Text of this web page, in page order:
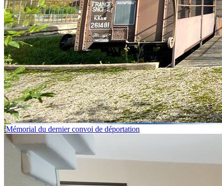
Mémorial du dernier convoi de déportation